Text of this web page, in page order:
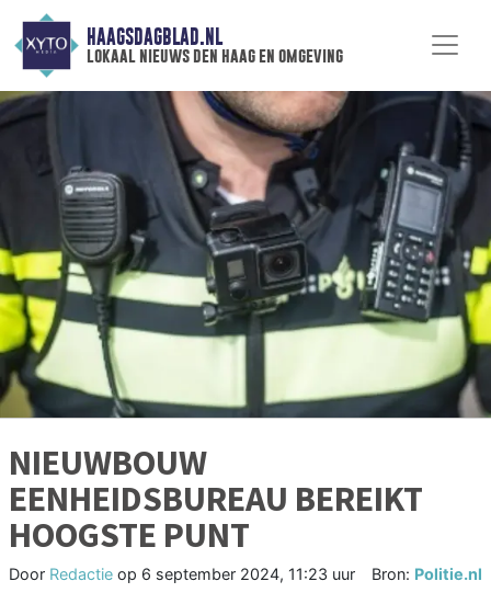
HAAGSDAGBLAD.NL
lokaal nieuws den haag en omgeving
NIEUWBOUW
EENHEIDSBUREAU BEREIKT
HOOGSTE PUNT
Door Redactie op 6 september 2024, 11:23 uur Bron: Politie.nl